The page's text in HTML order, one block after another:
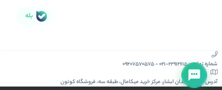
بله
شماره تماس :021-22912615
-
09207570575
آدرس :کیش، میدان ابشار، مرکز خرید میکامال، طبقه سه، فروشگاه کوتون